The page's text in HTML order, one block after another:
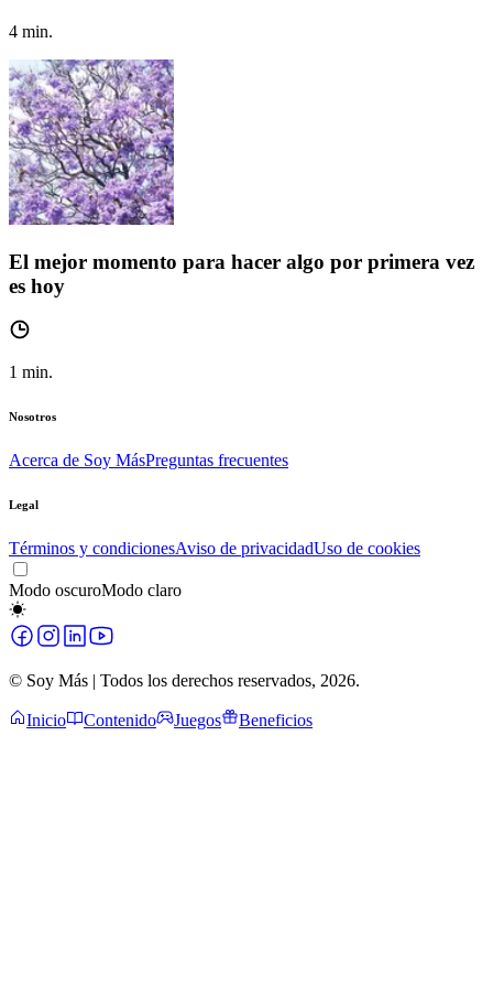
4 min.
El mejor momento para hacer algo por primera vez
es hoy
1 min.
Nosotros
Acerca de Soy MásPreguntas frecuentes
Legal
Términos y condicionesAviso de privacidadUso de cookies
Modo oscuroModo claro
© Soy Más | Todos los derechos reservados, 2026.
Inicio Contenido Juegos Beneficios